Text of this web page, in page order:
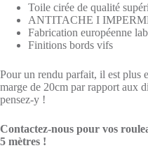
Toile cirée de qualité
ANTITACHE I
Fabrication européenne
Finitions bords vifs
Pour un rendu parfait, il est plus
marge de 20cm par rapport aux
pensez-y !
Contactez-nous pour vos
5 mètres !